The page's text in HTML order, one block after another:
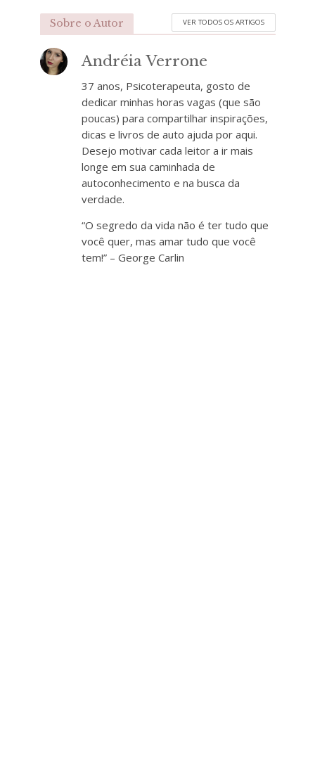
Sobre o Autor VER TODOS OS ARTIGOS
Andréia Verrone
37 anos, Psicoterapeuta, gosto de
dedicar minhas horas vagas (que são
poucas) para compartilhar inspirações,
dicas e livros de auto ajuda por aqui.
Desejo motivar cada leitor a ir mais
longe em sua caminhada de
autoconhecimento e na busca da
verdade.
“O segredo da vida não é ter tudo que
você quer, mas amar tudo que você
tem!” – George Carlin